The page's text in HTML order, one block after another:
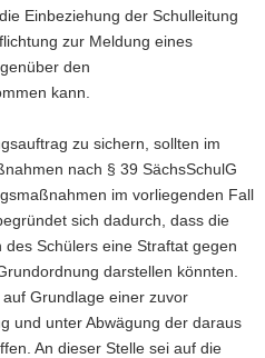
Einbeziehung der Schulleitung
zur Meldung eines
den
kann.
zu sichern, sollten im
nach § 39 SächsSchulG
im vorliegenden Fall
sich dadurch, dass die
Schülers eine Straftat gegen
darstellen könnten.
Grundlage einer zuvor
und unter Abwägung der daraus
An dieser Stelle sei auf die